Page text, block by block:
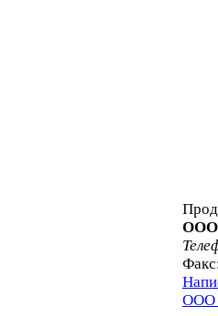
ООО